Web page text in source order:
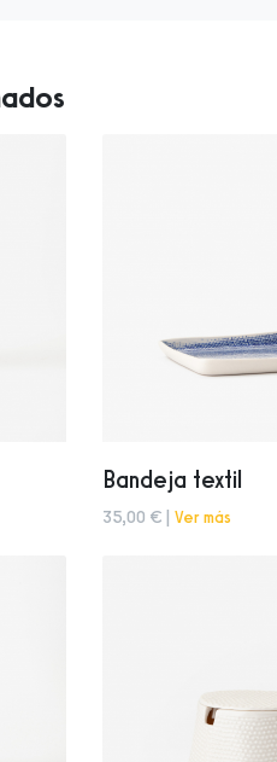
Bandeja textil
35,00 € | Ver más